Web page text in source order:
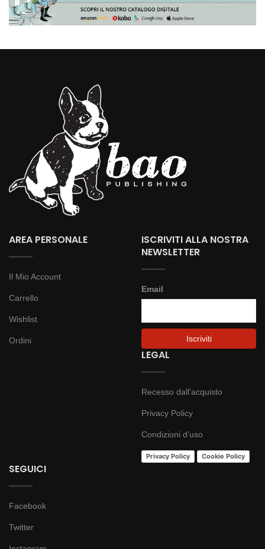
AREA PERSONALE
Il Mio Account
Carrello
Wishlist
Ordini
ISCRIVITI ALLA NOSTRA
NEWSLETTER
Email
LEGAL
Recesso dall’acquisto
Privacy Policy
Condizioni d’uso
Privacy Policy Cookie Policy
SEGUICI
Facebook
Twitter